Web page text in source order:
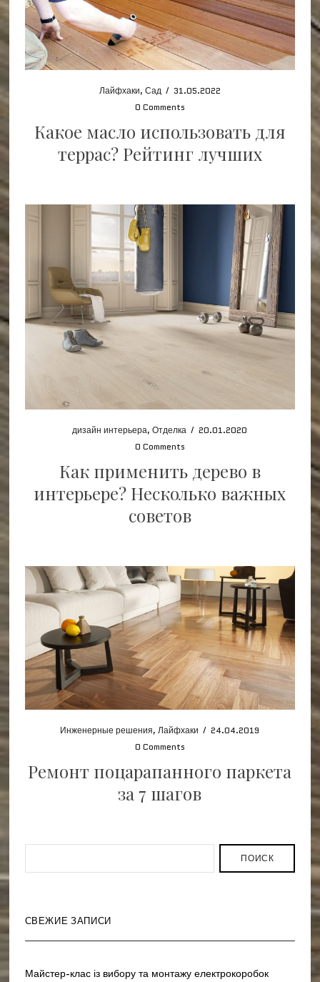
Лайфхаки, Сад / 31.05.2022
0 Comments
Какое масло использовать для
террас? Рейтинг лучших
дизайн интерьера,Отделка / 20.01.2020
0 Comments
Как применить дерево в
интерьере? Несколько важных
советов
Инженерные решения,Лайфхаки / 24.04.2019
0 Comments
Ремонт поцарапанного паркета
за 7 шагов
ПОИСК
СВЕЖИЕ ЗАПИСИ
Майстер-клас із вибору та монтажу електрокоробок